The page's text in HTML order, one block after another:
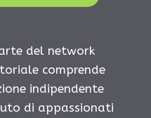
del network
comprende
indipendente
di appassionati